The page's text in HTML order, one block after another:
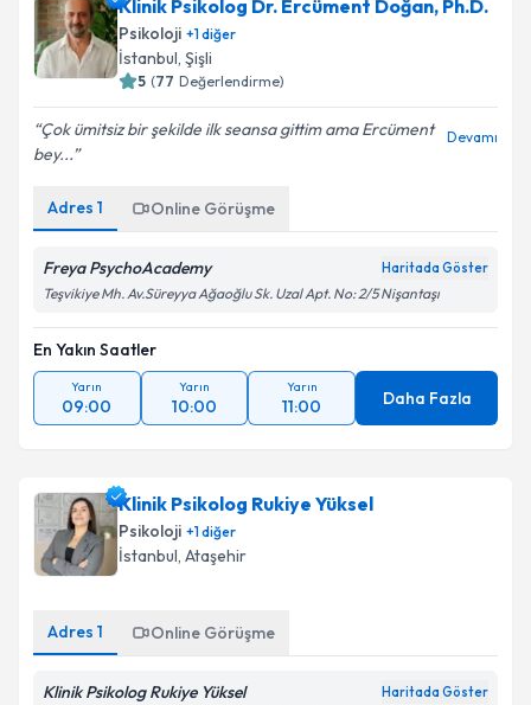
Psikoloji +1diğer
İstanbul , Şişli
5 (77 Değerlendirme)
Çok ümitsiz bir şekilde ilk seansa gittim ama Ercüment
bey...
Devamı
Adres 1 Online Görüşme
Freya PsychoAcademy Haritada Göster
Teşvikiye Mh. Av.Süreyya Ağaoğlu Sk. Uzal Apt. No: 2/5 Nişantaşı
En Yakın Saatler
Yarın
09:00
Yarın
10:00
Yarın
11:00 Daha Fazla
Klinik Psikolog Rukiye Yüksel
Psikoloji +1diğer
İstanbul , Ataşehir
Adres 1 Online Görüşme
Klinik Psikolog Rukiye Yüksel Haritada Göster